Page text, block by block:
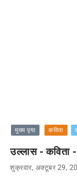
मुख्य पृष्ठ कविता
उल्लास - कविता -
शुक्रवार, अक्टूबर 29,